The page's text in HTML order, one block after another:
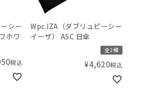
シー
ホワ
税込
Wpc.IZA（ダブリュピーシー
イーザ） ASC 日傘
全2種
¥4,620税込